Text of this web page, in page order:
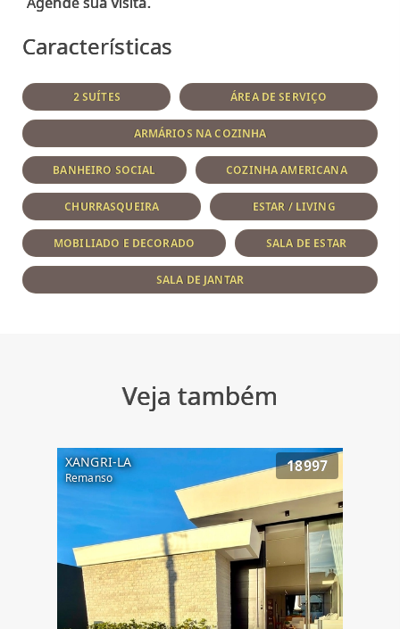
Características
2 SUÍTES ÁREA DE SERVIÇO
ARMÁRIOS NA COZINHA
BANHEIRO SOCIAL COZINHA AMERICANA
CHURRASQUEIRA ESTAR / LIVING
MOBILIADO E DECORADO SALA DE ESTAR
SALA DE JANTAR
Veja também
XANGRI-LA
Remanso
18997